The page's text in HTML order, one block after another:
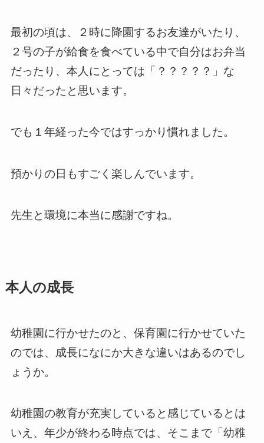
最初の頃は、２時に降園するお友達がいたり、
２号の子が給食を食べている中で自分はお弁当
だったり、本人にとっては「？？？？？」な
日々だったと思います。
でも１年経った今ではすっかり慣れました。
預かりの日もすごく楽しんでいます。
先生と環境に本当に感謝ですね。
本人の成長
幼稚園に行かせたのと、保育園に行かせていた
のでは、成長になにか大きな違いはあるのでし
ょうか。
幼稚園の教育が充実していると感じているとは
いえ、年少が終わる時点では、そこまで「幼稚